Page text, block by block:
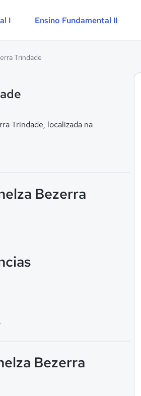
I Ensino Fundamental II
Trindade
Trindade, localizada na
Bezerra
Bezerra